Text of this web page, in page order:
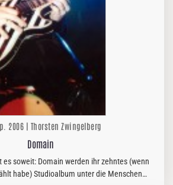
2006 | Thorsten Zwingelberg
Domain
es soweit: Domain werden ihr zehntes (wenn
habe) Studioalbum unter die Menschen